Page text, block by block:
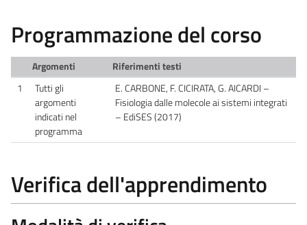
Programmazione del corso
Argomenti
Riferimenti testi
1
Tutti gli
argomenti
indicati nel
programma
E. CARBONE, F. CICIRATA, G. AICARDI –
Fisiologia dalle molecole ai sistemi integrati
– EdiSES (2017)
Verifica dell'apprendimento